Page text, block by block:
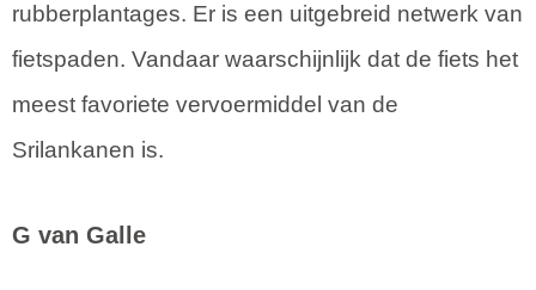
rubberplantages. Er is een uitgebreid netwerk van
fietspaden. Vandaar waarschijnlijk dat de fiets het
meest favoriete vervoermiddel van de
Srilankanen is.
G van Galle